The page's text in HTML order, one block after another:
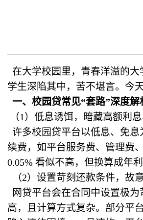
在大学校园里，青春洋溢的
学生深陷其中，苦不堪言。今
一、校园贷常见“套路”深度解
（1）低息诱饵，暗藏高额利
许多校园贷平台以低息、免
续费，如平台服务费、管理费
0.05% 看似不高，但换算成年
（2）设置苛刻还款条件，故
网贷平台会在合同中设置极
高，且计算方式复杂。部分平